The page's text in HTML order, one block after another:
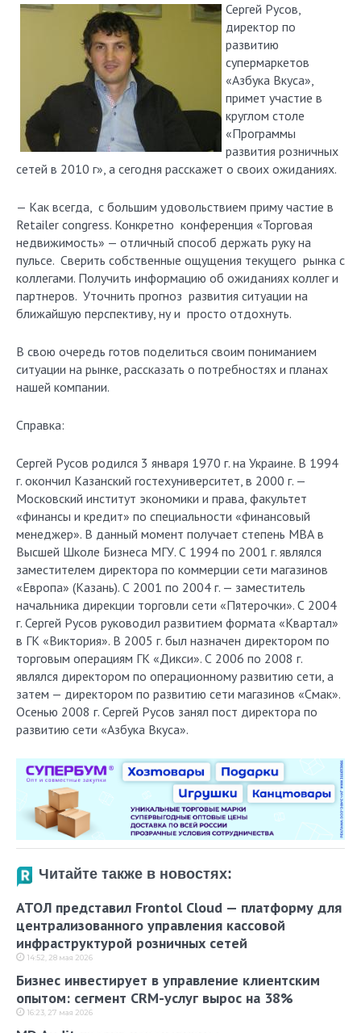
Сергей Русов,
директор по
развитию
супермаркетов
«Азбука Вкуса»,
примет участие в
круглом столе
«Программы
развития розничных
сетей в 2010 г», а сегодня расскажет о своих ожиданиях.
— Как всегда, с большим удовольствием приму частие в
Retailer congress. Конкретно конференция «Торговая
недвижимость» — отличный способ держать руку на
пульсе. Сверить собственные ощущения текущего рынка с
коллегами. Получить информацию об ожиданиях коллег и
партнеров. Уточнить прогноз развития ситуации на
ближайшую перспективу, ну и просто отдохнуть.
В свою очередь готов поделиться своим пониманием
ситуации на рынке, рассказать о потребностях и планах
нашей компании.
Справка:
Сергей Русов родился 3 января 1970 г. на Украине. В 1994
г. окончил Казанский гостехуниверситет, в 2000 г. —
Московский институт экономики и права, факультет
«финансы и кредит» по специальности «финансовый
менеджер». В данный момент получает степень МВА в
Высшей Школе Бизнеса МГУ. С 1994 по 2001 г. являлся
заместителем директора по коммерции сети магазинов
«Европа» (Казань). С 2001 по 2004 г. — заместитель
начальника дирекции торговли сети «Пятерочки». С 2004
г. Сергей Русов руководил развитием формата «Квартал»
в ГК «Виктория». В 2005 г. был назначен директором по
торговым операциям ГК «Дикси». С 2006 по 2008 г.
являлся директором по операционному развитию сети, а
затем — директором по развитию сети магазинов «Смак».
Осенью 2008 г. Сергей Русов занял пост директора по
развитию сети «Азбука Вкуса».
Читайте также в новостях:
АТОЛ представил Frontol Cloud — платформу для
централизованного управления кассовой
инфраструктурой розничных сетей
14:52, 28 мая 2026
Бизнес инвестирует в управление клиентским
опытом: сегмент CRM-услуг вырос на 38%
16:23, 27 мая 2026